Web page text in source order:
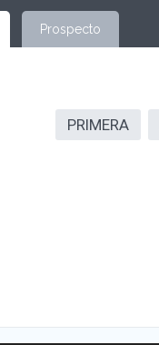
Prospecto
PRIMERA